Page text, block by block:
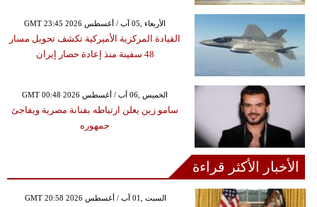
GMT 23:45 2026 الأربعاء ,05 آب / أغسطس
القيادة المركزية الأميركية تكشف تحويل مسار
48 سفينة منذ إعادة حصار إيران
GMT 00:48 2026 الخميس ,06 آب / أغسطس
سامو زين يعلن ارتباطه بفنانة مصرية ويفاجئ
جمهوره
الأخبار الأكثر قراءة
GMT 20:58 2026 السبت ,01 آب / أغسطس